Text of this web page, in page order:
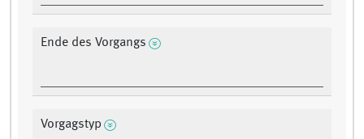
Ende des Vorgangs
Vorgagstyp